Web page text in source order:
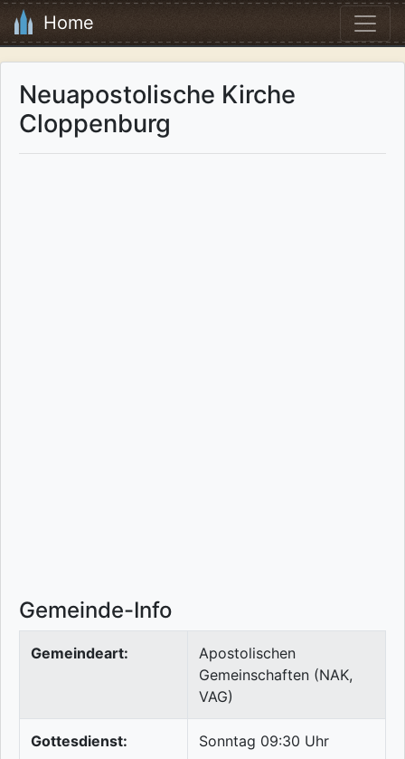
Home
Neuapostolische Kirche
Cloppenburg
Gemeinde-Info
Gemeindeart:
Apostolischen
Gemeinschaften (NAK,
VAG)
Gottesdienst: Sonntag 09:30 Uhr